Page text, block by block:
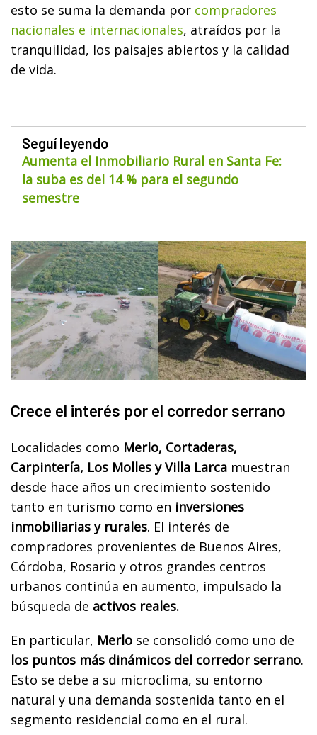
esto se suma la demanda por compradores
nacionales e internacionales, atraídos por la
tranquilidad, los paisajes abiertos y la calidad
de vida.
Seguí leyendo
Aumenta el Inmobiliario Rural en Santa Fe:
la suba es del 14 % para el segundo
semestre
Crece el interés por el corredor serrano
Localidades como Merlo, Cortaderas,
Carpintería, Los Molles y Villa Larca muestran
desde hace años un crecimiento sostenido
tanto en turismo como en inversiones
inmobiliarias y rurales. El interés de
compradores provenientes de Buenos Aires,
Córdoba, Rosario y otros grandes centros
urbanos continúa en aumento, impulsado la
búsqueda de activos reales.
En particular, Merlo se consolidó como uno de
los puntos más dinámicos del corredor serrano.
Esto se debe a su microclima, su entorno
natural y una demanda sostenida tanto en el
segmento residencial como en el rural.